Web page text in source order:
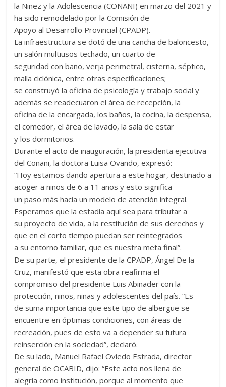
la Niñez y la Adolescencia (CONANI) en marzo del 2021 y
ha sido remodelado por la Comisión de
Apoyo al Desarrollo Provincial (CPADP).
La infraestructura se dotó de una cancha de baloncesto,
un salón multiusos techado, un cuarto de
seguridad con baño, verja perimetral, cisterna, séptico,
malla ciclónica, entre otras especificaciones;
se construyó la oficina de psicología y trabajo social y
además se readecuaron el área de recepción, la
oficina de la encargada, los baños, la cocina, la despensa,
el comedor, el área de lavado, la sala de estar
y los dormitorios.
Durante el acto de inauguración, la presidenta ejecutiva
del Conani, la doctora Luisa Ovando, expresó:
“Hoy estamos dando apertura a este hogar, destinado a
acoger a niños de 6 a 11 años y esto significa
un paso más hacia un modelo de atención integral.
Esperamos que la estadía aquí sea para tributar a
su proyecto de vida, a la restitución de sus derechos y
que en el corto tiempo puedan ser reintegrados
a su entorno familiar, que es nuestra meta final”.
De su parte, el presidente de la CPADP, Ángel De la
Cruz, manifestó que esta obra reafirma el
compromiso del presidente Luis Abinader con la
protección, niños, niñas y adolescentes del país. “Es
de suma importancia que este tipo de albergue se
encuentre en óptimas condiciones, con áreas de
recreación, pues de esto va a depender su futura
reinserción en la sociedad”, declaró.
De su lado, Manuel Rafael Oviedo Estrada, director
general de OCABID, dijo: “Este acto nos llena de
alegría como institución, porque al momento que